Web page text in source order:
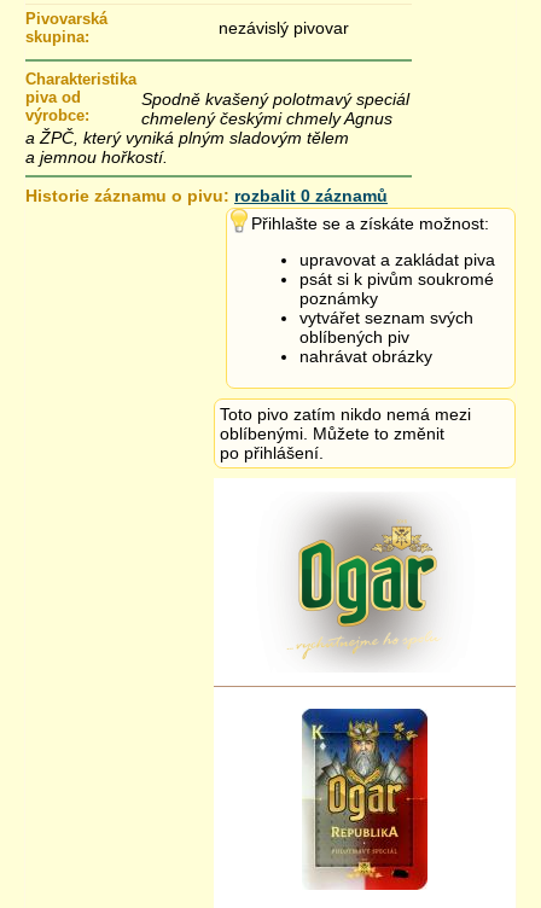
Pivovarská
skupina:
nezávislý pivovar
Charakteristika
piva od
výrobce:
Spodně kvašený polotmavý speciál
chmelený českými chmely Agnus
a ŽPČ, který vyniká plným sladovým tělem
a jemnou hořkostí.
Historie záznamu o pivu: rozbalit 0 záznamů
Přihlašte se a získáte možnost:
upravovat a zakládat piva
psát si k pivům soukromé
poznámky
vytvářet seznam svých
oblíbených piv
nahrávat obrázky
Toto pivo zatím nikdo nemá mezi
oblíbenými. Můžete to změnit
po přihlášení.